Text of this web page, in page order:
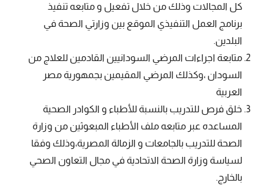
كل المجالات وذلك من خلال تفعيل و متابعه تنفيذ
برنامج العمل التنفيذي الموقع بين وزارتي الصحة في
البلدين.
متابعة اجراءات المرضي السودانيين القادمين للعلاج من
السودان ،وكذلك المرضي المقيمين بجمهورية مصر
العربية
خلق فرص للتدريب بالنسبة للأطباء و الكوادر الصحية
المساعده عبر متابعه ملف الأطباء المبعوثين من وزارة
الصحة للتدريب بالجامعات و الزمالة المصرية،وذلك وفقا
لسياسة وزارة الصحة الاتحادية في مجال التعاون الصحي
بالخارج.